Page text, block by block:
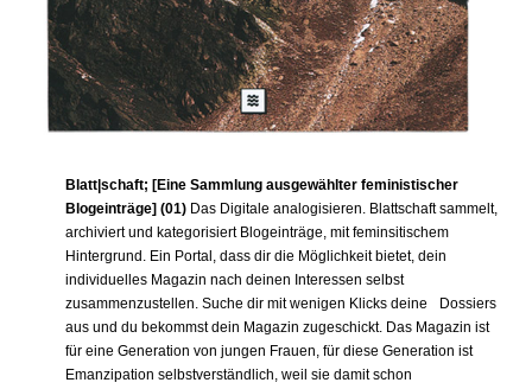
Blatt|schaft; [Eine Sammlung ausgewählter feministischer
Blogeinträge] (01) Das Digitale analogisieren. Blattschaft sammelt,
archiviert und kategorisiert Blogeinträge, mit feminsitischem
Hintergrund. Ein Portal, dass dir die Möglichkeit bietet, dein
individuelles Magazin nach deinen Interessen selbst
zusammenzustellen. Suche dir mit wenigen Klicks deine Dossiers
aus und du bekommst dein Magazin zugeschickt. Das Magazin ist
für eine Generation von jungen Frauen, für diese Generation ist
Emanzipation selbstverständlich, weil sie damit schon